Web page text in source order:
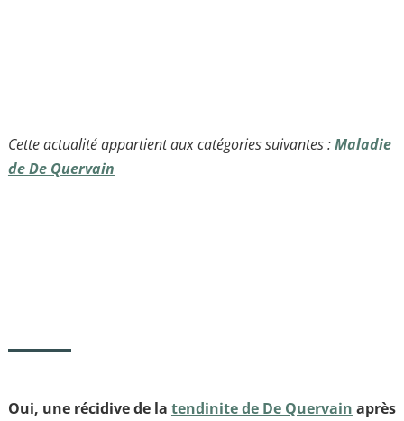
Cette actualité appartient aux catégories suivantes :Maladie
de De Quervain
Oui, une récidive de la tendinite de De Quervain après